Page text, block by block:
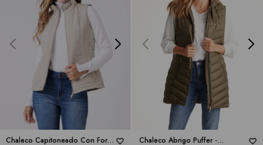
Chaleco Capitoneado Con Forro
Chaleco Abrigo Puffer -